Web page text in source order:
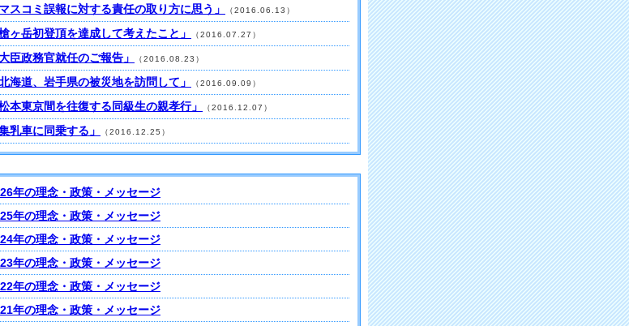
マスコミ誤報に対する責任の取り方に思う」 （2016.06.13）
槍ヶ岳初登頂を達成して考えたこと」 （2016.07.27）
大臣政務官就任のご報告」 （2016.08.23）
北海道、岩手県の被災地を訪問して」 （2016.09.09）
松本東京間を往復する同級生の親孝行」 （2016.12.07）
集乳車に同乗する」 （2016.12.25）
年の理念・政策・メッセージ
年の理念・政策・メッセージ
年の理念・政策・メッセージ
年の理念・政策・メッセージ
年の理念・政策・メッセージ
年の理念・政策・メッセージ